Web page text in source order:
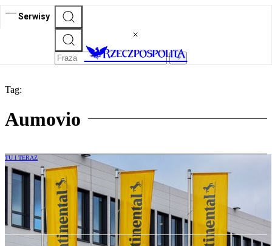
Serwisy
Tag:
Aumovio
TU I TERAZ
Continental wraca do korzeni. Firma
skupi się wyłącznie na produkcji opon